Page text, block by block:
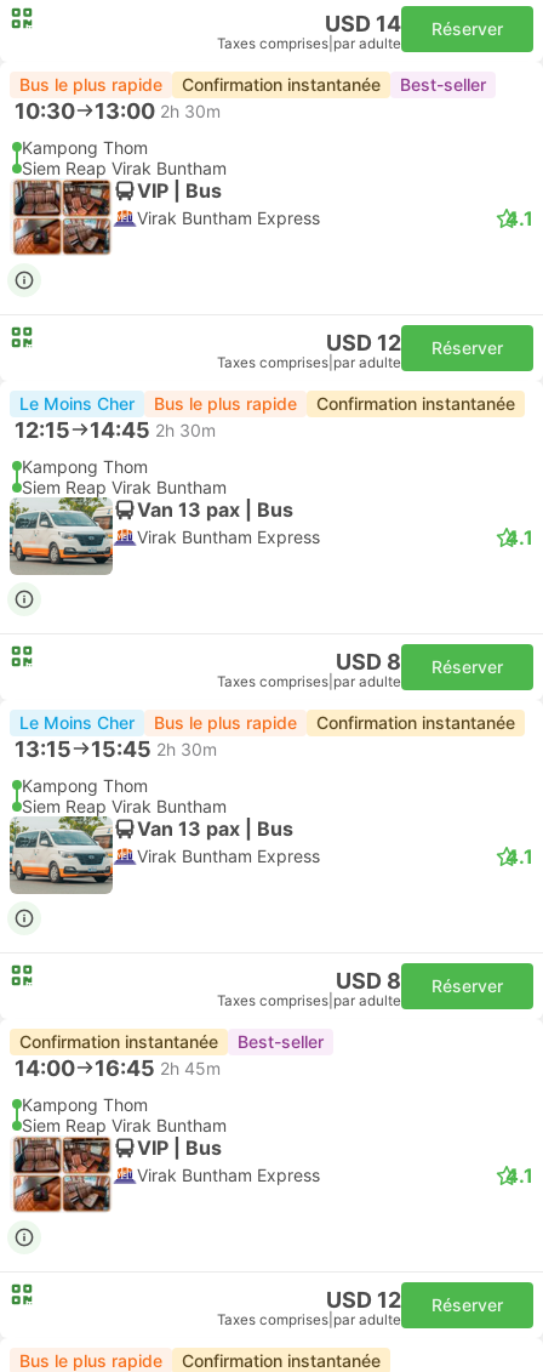
USD 14
Taxes comprises par adulte
Réserver
Bus le plus rapide Confirmation instantanée Best-seller
10:30 13:00 2h 30m
Kampong Thom
Siem Reap Virak Buntham
VIP | Bus
Virak Buntham Express 4.1
USD 12
Taxes comprises par adulte
Réserver
Le Moins Cher Bus le plus rapide Confirmation instantanée
12:15 14:45 2h 30m
Kampong Thom
Siem Reap Virak Buntham
Van 13 pax | Bus
Virak Buntham Express 4.1
USD 8
Taxes comprises par adulte
Réserver
Le Moins Cher Bus le plus rapide Confirmation instantanée
13:15 15:45 2h 30m
Kampong Thom
Siem Reap Virak Buntham
Van 13 pax | Bus
Virak Buntham Express 4.1
USD 8
Taxes comprises par adulte
Réserver
Confirmation instantanée Best-seller
14:00 16:45 2h 45m
Kampong Thom
Siem Reap Virak Buntham
VIP | Bus
Virak Buntham Express 4.1
USD 12
Taxes comprises par adulte
Réserver
Bus le plus rapide Confirmation instantanée